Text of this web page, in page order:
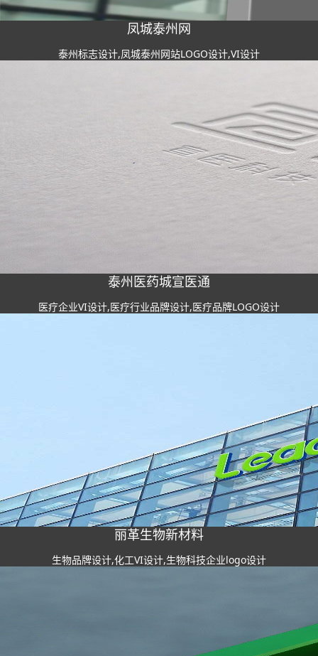
凤城泰州网
泰州标志设计,凤城泰州网站LOGO设计,VI设计
泰州医药城宣医通
医疗企业VI设计,医疗行业品牌设计,医疗品牌LOGO设计
丽革生物新材料
生物品牌设计,化工VI设计,生物科技企业logo设计